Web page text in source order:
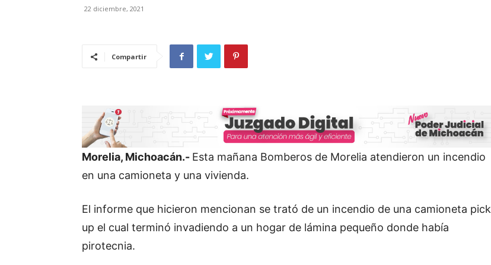
22 diciembre, 2021
Compartir
Morelia, Michoacán.- Esta mañana Bomberos de Morelia atendieron un incendio
en una camioneta y una vivienda.
El informe que hicieron mencionan se trató de un incendio de una camioneta pick
up el cual terminó invadiendo a un hogar de lámina pequeño donde había
pirotecnia.